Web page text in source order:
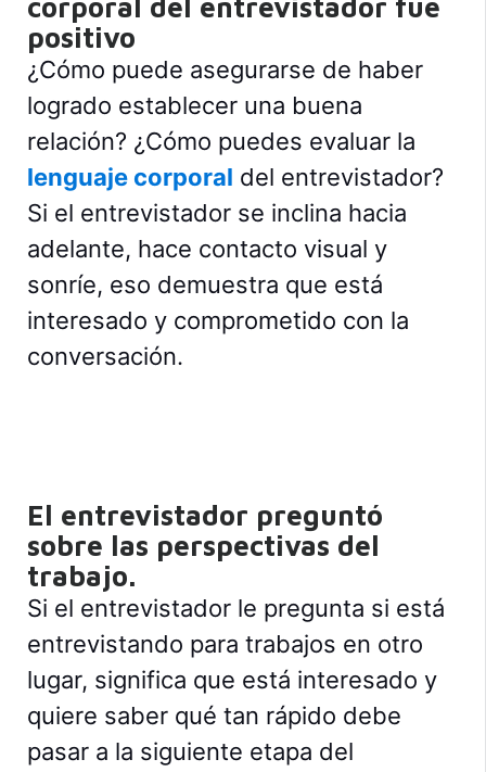
corporal del entrevistador fue
positivo
¿Cómo puede asegurarse de haber
logrado establecer una buena
relación? ¿Cómo puedes evaluar la
lenguaje corporal del entrevistador?
Si el entrevistador se inclina hacia
adelante, hace contacto visual y
sonríe, eso demuestra que está
interesado y comprometido con la
conversación.
El entrevistador preguntó
sobre las perspectivas del
trabajo.
Si el entrevistador le pregunta si está
entrevistando para trabajos en otro
lugar, significa que está interesado y
quiere saber qué tan rápido debe
pasar a la siguiente etapa del